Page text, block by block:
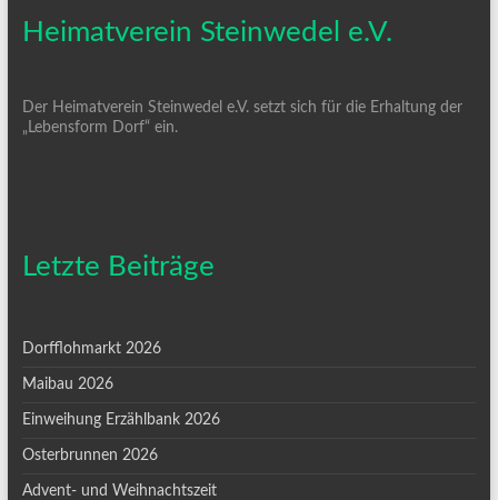
Heimatverein Steinwedel e.V.
Der Heimatverein Steinwedel e.V. setzt sich für die Erhaltung der
„Lebensform Dorf“ ein.
Letzte Beiträge
Dorfflohmarkt 2026
Maibau 2026
Einweihung Erzählbank 2026
Osterbrunnen 2026
Advent- und Weihnachtszeit